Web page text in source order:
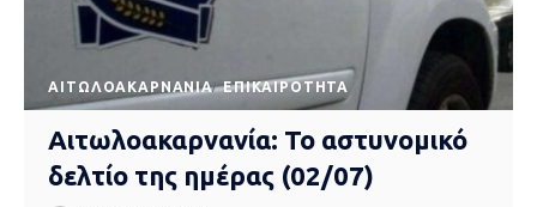
AΙΤΩΛΟΑΚΑΡΝΑΝΊΑ EΠΙΚΑΙΡΌΤΗΤΑ
Αιτωλοακαρνανία: Το αστυνομικό
δελτίο της ημέρας (02/07)